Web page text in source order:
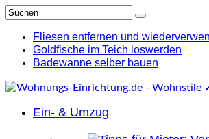
Fliesen entfernen und
Goldfische im Teich loswerden
Badewanne selber bauen
Ein- & Umzug